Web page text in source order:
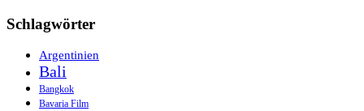
Schlagwörter
Argentinien
Bali
Bangkok
Bavaria Film